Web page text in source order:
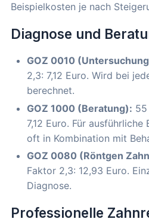
Beispielkosten je nach
Diagnose und
GOZ 0010
2,3: 7,12 Euro. Wird bei
berechnet.
GOZ 1000 (Beratung):
7,12 Euro. Für
oft in Kombination mit
GOZ 0080 (Röntgen
Faktor 2,3: 12,93 Euro.
Diagnose.
Professionelle